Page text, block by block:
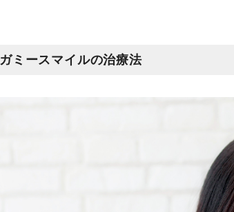
ガミースマイルの治療法